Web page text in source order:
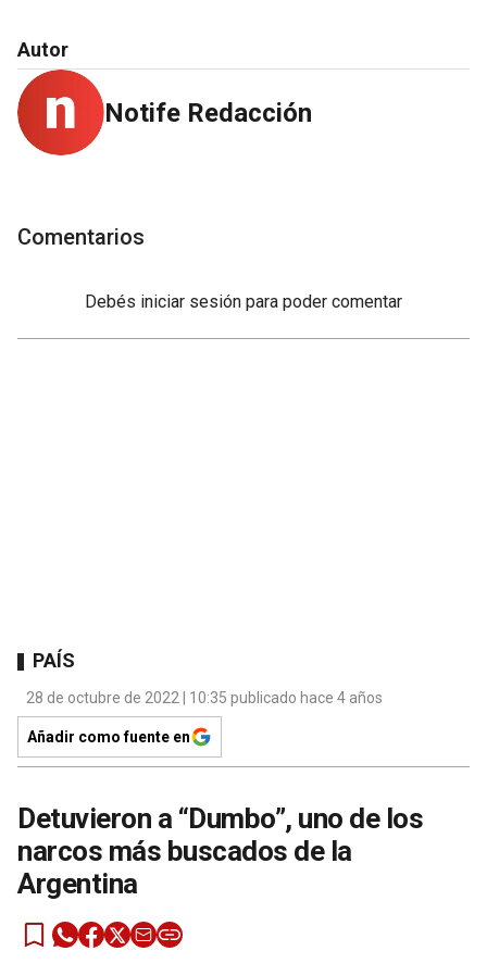
Autor
Notife Redacción
Comentarios
Debés iniciar sesión para poder comentar
PAÍS
28 de octubre de 2022 | 10:35 publicado hace 4 años
Añadir como fuente en
Detuvieron a “Dumbo”, uno de los
narcos más buscados de la
Argentina